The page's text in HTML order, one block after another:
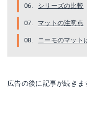
シリーズの比較
マットの注意点
ニーモのマット
広告の後に記事が続きま